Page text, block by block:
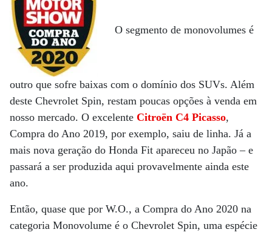
O segmento de monovolumes é
outro que sofre baixas com o domínio dos SUVs. Além
deste Chevrolet Spin, restam poucas opções à venda em
nosso mercado. O excelente Citroën C4 Picasso,
Compra do Ano 2019, por exemplo, saiu de linha. Já a
mais nova geração do Honda Fit apareceu no Japão – e
passará a ser produzida aqui provavelmente ainda este
ano.
Então, quase que por W.O., a Compra do Ano 2020 na
categoria Monovolume é o Chevrolet Spin, uma espécie